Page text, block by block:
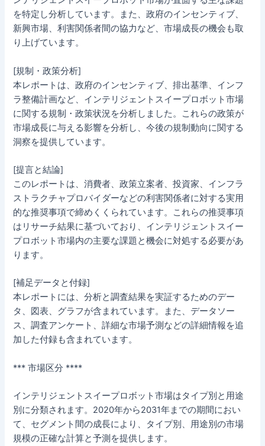
を特定し分析しています。また、政府のインセンティブ、
新興市場、利害関係者間の協力など、市場成長の機会も取
り上げています。
[規制・政策分析]
本レポートは、政府のインセンティブ、排出基準、インフ
ラ整備計画など、インテリジェントスイープロボット市場
に関する規制・政策状況を分析しました。これらの政策が
市場成長に与える影響を分析し、今後の規制動向に関する
洞察を提供しています。
[提言と結論]
このレポートは、消費者、政策立案者、投資家、インフラ
ストラクチャプロバイダーなどの利害関係者に対する実用
的な推奨事項で締めくくられています。これらの推奨事項
はリサーチ結果に基づいており、インテリジェントスイー
プロボット市場内の主要な課題と機会に対処する必要があ
ります。
[補足データと付録]
本レポートには、分析と調査結果を実証するためのデー
タ、図表、グラフが含まれています。また、データソー
ス、調査アンケート、詳細な市場予測などの詳細情報を追
加した付録も含まれています。
*** 市場区分 ****
インテリジェントスイープロボット市場はタイプ別と用途
別に分類されます。2020年から2031年までの期間におい
て、セグメント間の成長により、タイプ別、用途別の市場
規模の正確な計算と予測を提供します。